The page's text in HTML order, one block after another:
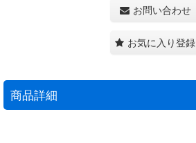
お問い合わせ
お気に入り登録
商品詳細